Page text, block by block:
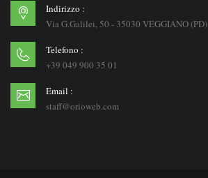
Indirizzo :
Via G.Galilei, 50 - 35030 VEGGIANO (PD)
Telefono :
+39 049 900 35 01
Email :
staff@orioweb.com